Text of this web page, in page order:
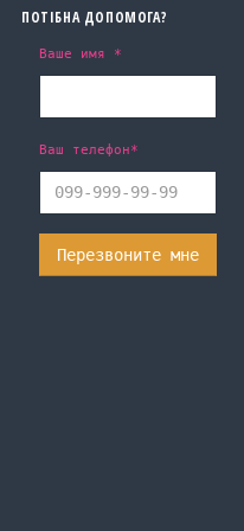
ПОТІБНА ДОПОМОГА?
Ваше имя *
Ваш телефон*